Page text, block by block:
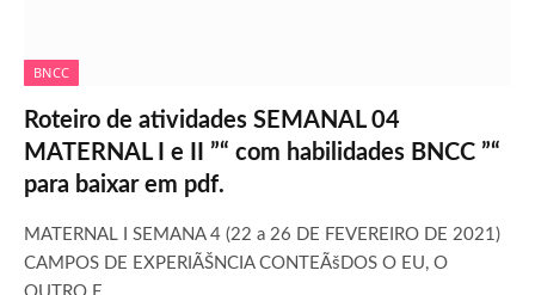
BNCC
Roteiro de atividades SEMANAL 04
MATERNAL I e II ”“ com habilidades BNCC ”“
para baixar em pdf.
MATERNAL I SEMANA 4 (22 a 26 DE FEVEREIRO DE 2021)
CAMPOS DE EXPERIÃŠNCIA CONTEÃšDOS O EU, O
OUTRO E…